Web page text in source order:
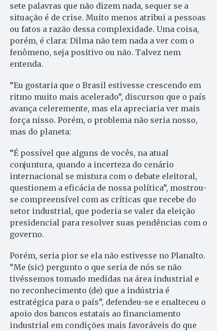
sete palavras que não dizem nada, sequer se a
situação é de crise. Muito menos atribui a pessoas
ou fatos a razão dessa complexidade. Uma coisa,
porém, é clara: Dilma não tem nada a ver com o
fenômeno, seja positivo ou não. Talvez nem
entenda.
“Eu gostaria que o Brasil estivesse crescendo em
ritmo muito mais a­celerado”, discursou que o país
avança celeremente, mas ela apreciaria ver mais
força nisso. Porém, o problema não seria nosso,
mas do planeta:
“É possível que alguns de vocês, na atual
conjuntura, quando a incerteza do cenário
internacional se mistura com o debate eleitoral,
questionem a eficácia de nossa política”, mostrou-
se compreensível com as críticas que recebe do
setor industrial, que poderia se valer da eleição
presidencial para resolver suas pendências com o
governo.
Porém, seria pior se ela não estivesse no Planalto.
“Me (sic) pergunto o que seria de nós se não
tivéssemos tomado medidas na área industrial e
no reconhecimento (de) que a indústria é
estratégica para o país”, defendeu-se e enalteceu o
apoio dos bancos estatais ao financiamento
industrial em condições mais favoráveis do que